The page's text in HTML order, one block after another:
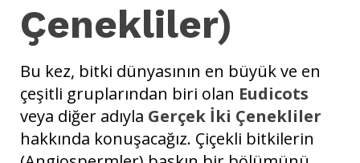
Çenekliler)
Bu kez, bitki dünyasının en büyük ve en
çeşitli gruplarından biri olan Eudicots
veya diğer adıyla Gerçek İki Çenekliler
hakkında konuşacağız. Çiçekli bitkilerin